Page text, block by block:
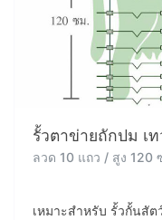
รั้วตาข่ายถักปม เ
ลวด 10 แถว / สูง 120
เหมาะสำหรับ รั้วกั้นสั